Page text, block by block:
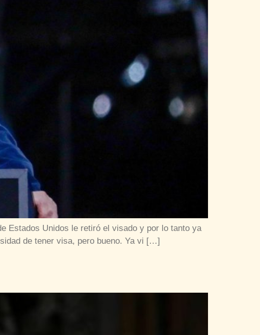
Estados Unidos le retiró el visado y por lo tanto ya
de tener visa, pero bueno. Ya vi […]